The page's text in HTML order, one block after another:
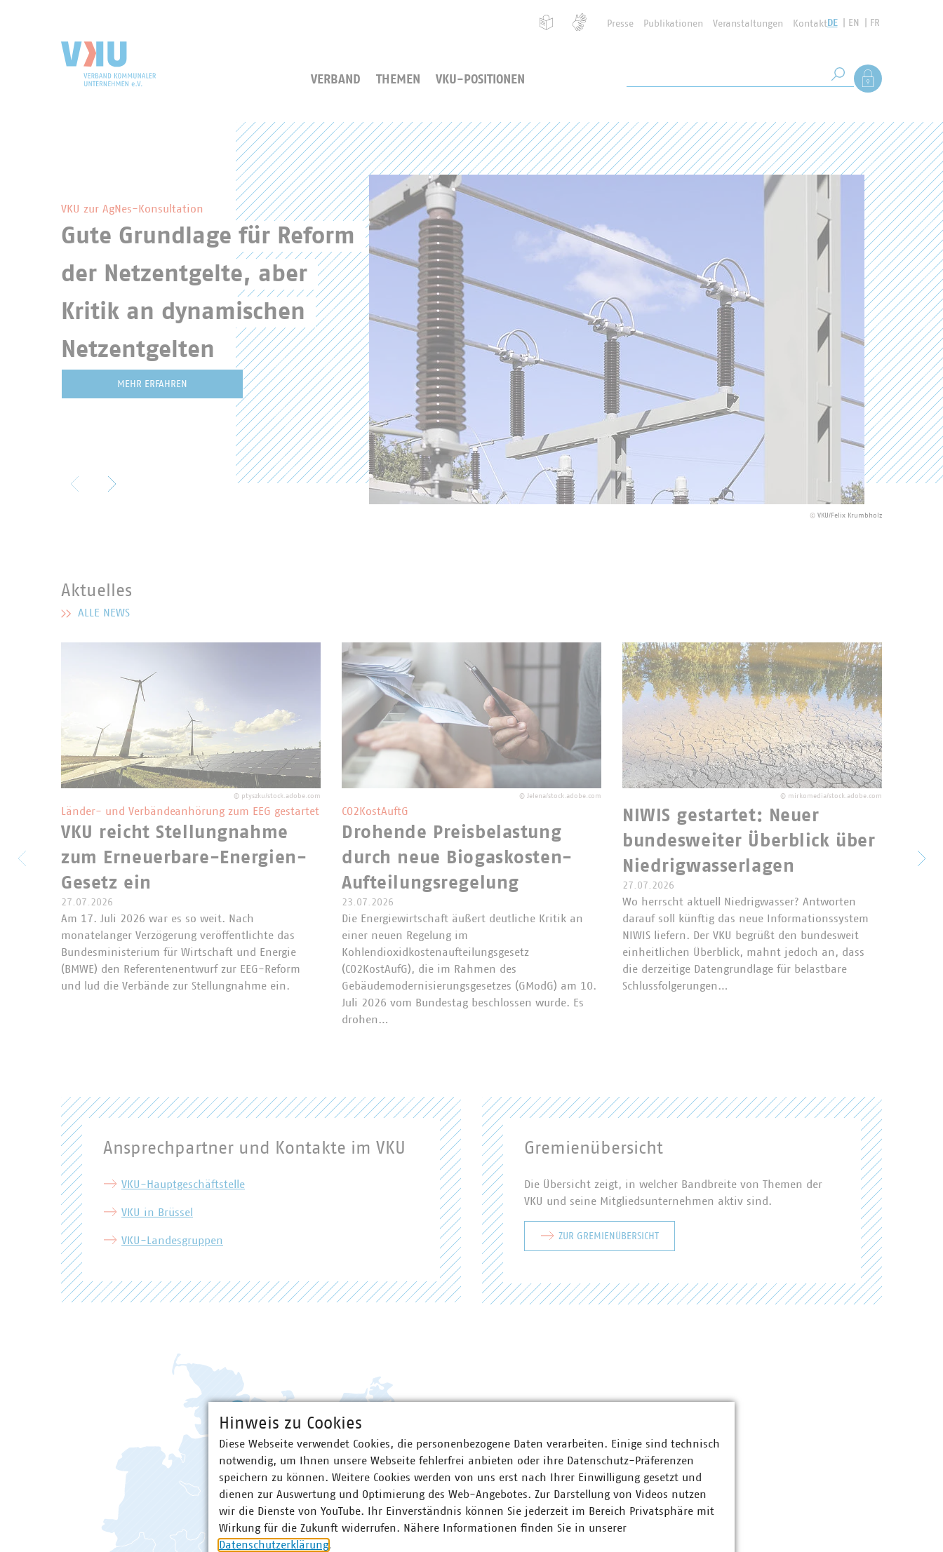
Presse Publikationen Veranstaltungen KontaktDE EN FR
VERBAND THEMEN VKU-POSITIONEN Suche starten
Als Mitglied
Hervorgehobene Inhalte des VKU
VKU zur AgNes-Konsultation
Gute Grundlage für Reform
der Netzentgelte, aber
Kritik an dynamischen
Netzentgelten
MEHR ERFAHREN
© VKU/Felix Krumbholz
Aktuelles
MEHR ZU AKTUELLES
ALLE NEWS
© ptyszku/stock.adobe.com
Länder- und Verbändeanhörung zum EEG gestartet
VKU reicht Stellungnahme
zum Erneuerbare-Energien-
Gesetz ein
27.07.2026
Am 17. Juli 2026 war es so weit. Nach
monatelanger Verzögerung veröffentlichte das
Bundesministerium für Wirtschaft und Energie
(BMWE) den Referentenentwurf zur EEG-Reform
und lud die Verbände zur Stellungnahme ein.
© Jelena/stock.adobe.com
CO2KostAuftG
Drohende Preisbelastung
durch neue Biogaskosten-
Aufteilungsregelung
23.07.2026
Die Energiewirtschaft äußert deutliche Kritik an
einer neuen Regelung im
Kohlendioxidkostenaufteilungsgesetz
(CO2KostAufG), die im Rahmen des
Gebäudemodernisierungsgesetzes (GModG) am 10.
Juli 2026 vom Bundestag beschlossen wurde. Es
drohen…
© mirkomedia/stock.adobe.com
NIWIS gestartet: Neuer
bundesweiter Überblick über
Niedrigwasserlagen
27.07.2026
Wo herrscht aktuell Niedrigwasser? Antworten
darauf soll künftig das neue Informationssystem
NIWIS liefern. Der VKU begrüßt den bundesweit
einheitlichen Überblick, mahnt jedoch an, dass
die derzeitige Datengrundlage für belastbare
Schlussfolgerungen…
Ansprechpartner und Kontakte im VKU
VKU-Hauptgeschäftstelle
VKU in Brüssel
VKU-Landesgruppen
Gremienübersicht
Die Übersicht zeigt, in welcher Bandbreite von Themen der
VKU und seine Mitgliedsunternehmen aktiv sind.
ZUR GREMIENÜBERSICHT
Baden-Württemberg
Hinweis zu Cookies
Diese Webseite verwendet Cookies, die personenbezogene Daten verarbeiten. Einige sind technisch
notwendig, um Ihnen unsere Webseite fehlerfrei anbieten oder ihre Datenschutz-Präferenzen
speichern zu können. Weitere Cookies werden von uns erst nach Ihrer Einwilligung gesetzt und
dienen zur Auswertung und Optimierung des Web-Angebotes. Zur Darstellung von Videos nutzen
wir die Dienste von YouTube. Ihr Einverständnis können Sie jederzeit im Bereich Privatsphäre mit
Wirkung für die Zukunft widerrufen. Nähere Informationen finden Sie in unserer
Datenschutzerklärung.